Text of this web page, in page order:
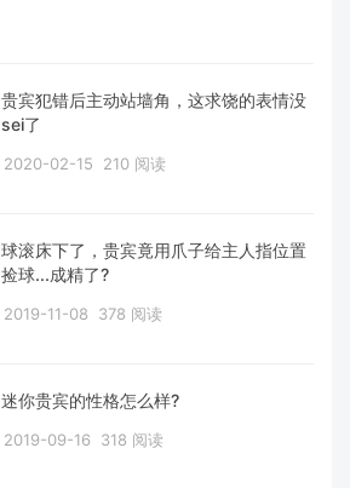
贵宾犯错后主动站墙角，这求饶的表情没
sei了
2020-02-15 210 阅读
球滚床下了，贵宾竟用爪子给主人指位置
捡球...成精了?
2019-11-08 378 阅读
迷你贵宾的性格怎么样?
2019-09-16 318 阅读